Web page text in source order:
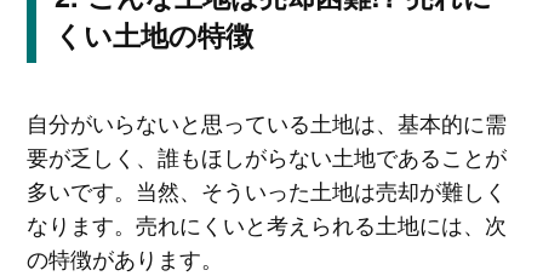
くい土地の特徴
自分がいらないと思っている土地は、基本的に需
要が乏しく、誰もほしがらない土地であることが
多いです。当然、そういった土地は売却が難しく
なります。売れにくいと考えられる土地には、次
の特徴があります。